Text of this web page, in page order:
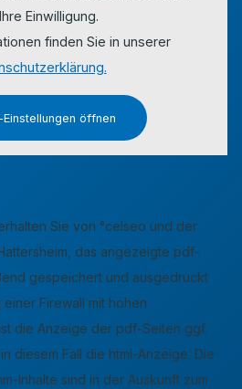
Einwilligung.
finden Sie in unserer
öffnen
Sie von °celseo und der
das angezeigte pdf-
gespeichert und ausgedruckt
Firewall mit hohen
die Anzeige der pdf-Seiten ggf.
diesem Fall die html-Anzeige. Die
Inhalte sind in der Auskunft zum